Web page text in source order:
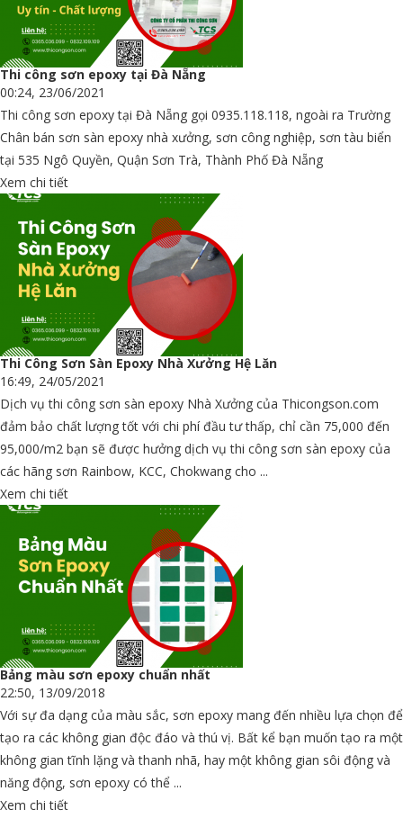
Thi công sơn epoxy tại Đà Nẵng
00:24, 23/06/2021
Thi công sơn epoxy tại Đà Nẵng gọi 0935.118.118, ngoài ra Trường
Chân bán sơn sàn epoxy nhà xưởng, sơn công nghiệp, sơn tàu biển
tại 535 Ngô Quyền, Quận Sơn Trà, Thành Phố Đà Nẵng
Xem chi tiết
Thi Công Sơn Sàn Epoxy Nhà Xưởng Hệ Lăn
16:49, 24/05/2021
Dịch vụ thi công sơn sàn epoxy Nhà Xưởng của Thicongson.com
đảm bảo chất lượng tốt với chi phí đầu tư thấp, chỉ cần 75,000 đến
95,000/m2 bạn sẽ được hưởng dịch vụ thi công sơn sàn epoxy của
các hãng sơn Rainbow, KCC, Chokwang cho ...
Xem chi tiết
Bảng màu sơn epoxy chuẩn nhất
22:50, 13/09/2018
Với sự đa dạng của màu sắc, sơn epoxy mang đến nhiều lựa chọn để
tạo ra các không gian độc đáo và thú vị. Bất kể bạn muốn tạo ra một
không gian tĩnh lặng và thanh nhã, hay một không gian sôi động và
năng động, sơn epoxy có thể ...
Xem chi tiết